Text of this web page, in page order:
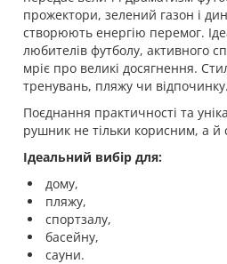
прожектори, зелений газон і
створюють енергію перемог.
любителів футболу, активного
мріє про великі досягнення.
тренувань, пляжу чи відпочинку.
Поєднання практичності та
рушник не тільки корисним, а й
Ідеальний вибір для:
дому,
пляжу,
спортзалу,
басейну,
сауни.